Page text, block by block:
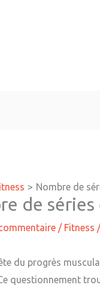
Nombre de
de
/ Fitness
du progrès
questionnement